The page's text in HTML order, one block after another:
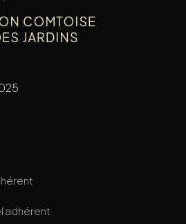
adhérent